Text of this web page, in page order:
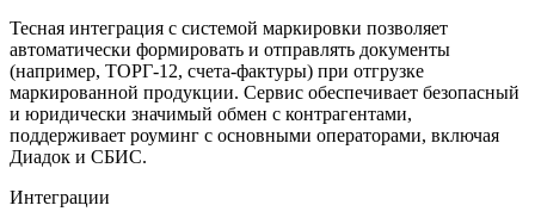
Тесная интеграция с системой маркировки позволяет
автоматически формировать и отправлять документы
(например, ТОРГ-12, счета-фактуры) при отгрузке
маркированной продукции. Сервис обеспечивает безопасный
и юридически значимый обмен с контрагентами,
поддерживает роуминг с основными операторами, включая
Диадок и СБИС.
Интеграции